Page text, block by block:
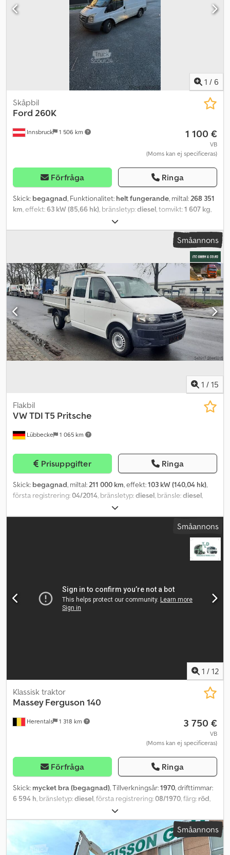
1 / 6
Innsbruck 1 506 km
Skåpbil
Ford 260K
1 100 €
VB
(Moms kan ej specificeras)
Förfråga Ringa
Skick: begagnad, Funktionalitet: helt fungerande, miltal:268 351
km, effekt:63 kW (85,66 hk), bränsletyp:diesel, tomvikt:1 607 kg,
, totalvikt:2 600 kg
KÖRKLAR besiktningen har gått ut Dsdsxznv Hepfx Acgewa
Småannons
1 / 15
Lübbecke 1 065 km
Flakbil
VWTDI T5 Pritsche
Prisuppgifter Ringa
Skick: begagnad, miltal:211 000 km, effekt:103 kW (140,04 hk),
första registrering:04/2014, bränsletyp:diesel, bränsle:diesel,
, emissionsklass:
Tillverkningsår:2014, Utrustning:ABS, EBS (Elektroniskt
bromssystem), centrallås, elektroniskt stabilitetsprogram (ESP),
farthållare, färddator, luftkonditionering, servostyrning,
, = Extra tillval och tillbehör = -
Solskydd Dwsdsxt Tfdopfx Acgsa = Ytterligare information = Antal
Småannons
1 / 12
Herentals 1 318 km
Klassisk traktor
Massey Ferguson 140
3 750 €
VB
(Moms kan ej specificeras)
Förfråga Ringa
Skick: mycket bra (begagnad), Tillverkningsår:1970, drifttimmar:
6 594 h, bränsletyp:diesel, första registrering:08/1970, färg: röd,
ARBETE FÖRSTKLASSIGT MED HANDLINGAR = Mer information =
Dsdpfx Asymtgijcgjwa Totalvikt (zGG): 654 926 kg Tekniskt skick:
mycket gott Optiskt skick: mycket gott Vänligen kontakta Thierry
Leemans för mer information.
Småannons